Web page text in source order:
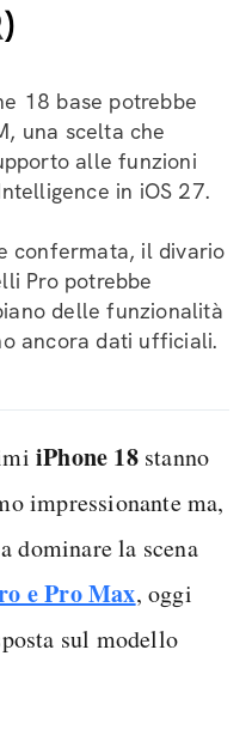
)
18 base potrebbe
una scelta che
alle funzioni
in iOS 27.
confermata, il divario
Pro potrebbe
delle funzionalità
ancora dati ufficiali.
iPhone 18stanno
impressionante ma,
dominare la scena
e Pro Max, oggi
sul modello